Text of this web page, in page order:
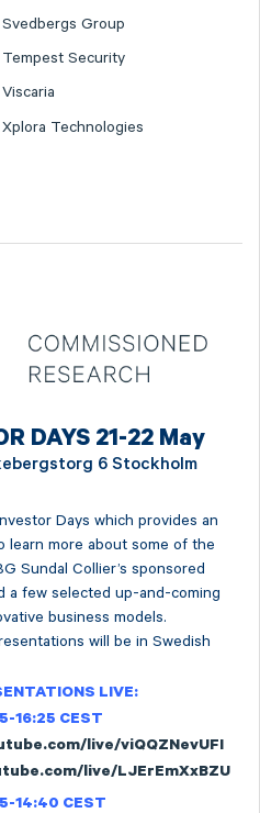
Svedbergs Group
Tempest Security
Viscaria
Xplora Technologies
DAYS 21-22 May
6 Stockholm
Days which provides an
more about some of the
Sundal Collier’s sponsored
a few selected up-and-coming
business models.
will be in Swedish
LIVE:
16:25 CEST
live/viQQZNevUFI
live/LJErEmXxBZU
14:40 CEST